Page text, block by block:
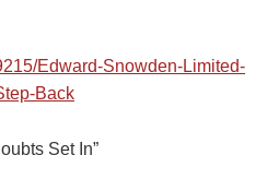
Edward-Snowden-Limited-
Back
Set In”